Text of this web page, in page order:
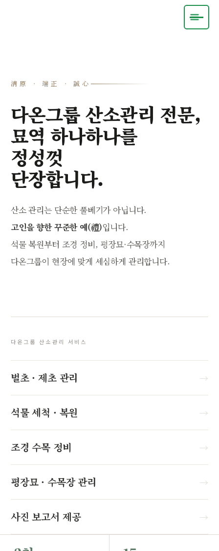
淸原 · 端正 · 誠心
다온그룹 산소관리 전문,
묘역 하나하나를
정성껏
단장합니다.
산소 관리는 단순한 풀베기가 아닙니다.
고인을 향한 꾸준한 예(禮)입니다.
석물 복원부터 조경 정비, 평장묘·수목장까지
다온그룹이 현장에 맞게 세심하게 관리합니다.
다온그룹 산소관리 서비스
벌초 · 제초 관리 →
석물 세척 · 복원 →
조경 수목 정비 →
평장묘 · 수목장 관리 →
사진 보고서 제공 →